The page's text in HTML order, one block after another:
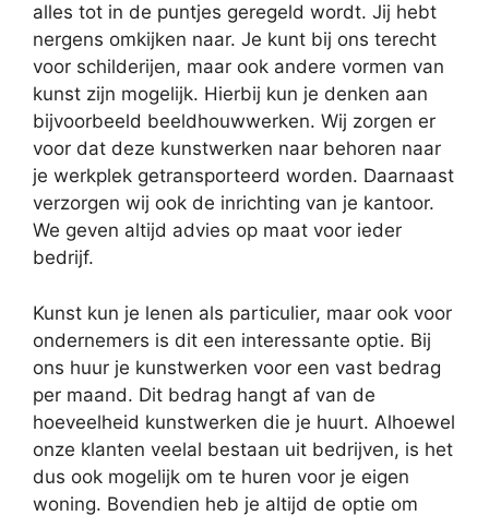
alles tot in de puntjes geregeld wordt. Jij hebt
nergens omkijken naar. Je kunt bij ons terecht
voor schilderijen, maar ook andere vormen van
kunst zijn mogelijk. Hierbij kun je denken aan
bijvoorbeeld beeldhouwwerken. Wij zorgen er
voor dat deze kunstwerken naar behoren naar
je werkplek getransporteerd worden. Daarnaast
verzorgen wij ook de inrichting van je kantoor.
We geven altijd advies op maat voor ieder
bedrijf.
Kunst kun je lenen als particulier, maar ook voor
ondernemers is dit een interessante optie. Bij
ons huur je kunstwerken voor een vast bedrag
per maand. Dit bedrag hangt af van de
hoeveelheid kunstwerken die je huurt. Alhoewel
onze klanten veelal bestaan uit bedrijven, is het
dus ook mogelijk om te huren voor je eigen
woning. Bovendien heb je altijd de optie om